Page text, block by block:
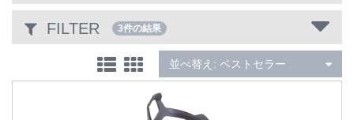
元々はロード フレームのみを作っていましたが、現在ではシクロクロ
ス フレームや一風変わった限定版のマウンテンバイク、および様々な
材料を使用した製品も作っています。Colnago はカーボンフレームを大
衆に提供した最初のメーカーのひとつであり、継続的にカーボンフレー
ムのデザインを革新してきました。いくつかの合金モデルも製造してお
り、現行のスチールフレームもプロ バイクレーサーに提供するために
FILTER 3件の結果
並べ替え: ベストセラー